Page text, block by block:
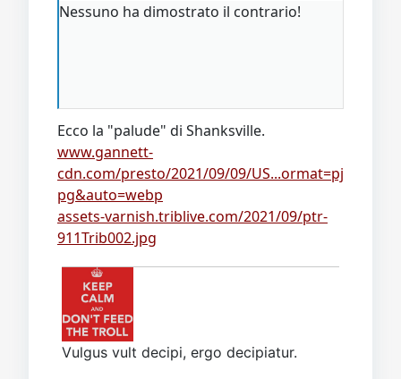
Nessuno ha dimostrato il contrario!
Ecco la "palude" di Shanksville.
www.gannett-
cdn.com/presto/2021/09/09/US...ormat=pj
pg&auto=webp
assets-varnish.triblive.com/2021/09/ptr-
911Trib002.jpg
Vulgus vult decipi, ergo decipiatur.